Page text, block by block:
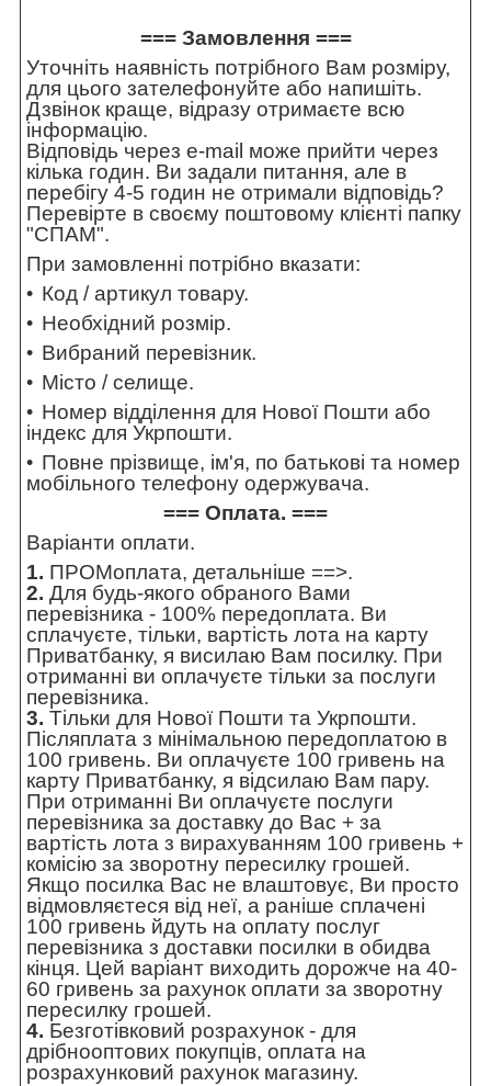
=== Замовлення ===
Уточніть наявність потрібного Вам розміру,
для цього зателефонуйте або напишіть.
Дзвінок краще, відразу отримаєте всю
інформацію.
Відповідь через e-mail може прийти через
кілька годин. Ви задали питання, але в
перебігу 4-5 годин не отримали відповідь?
Перевірте в своєму поштовому клієнті папку
"СПАМ".
При замовленні потрібно вказати:
Код / артикул товару.
Необхідний розмір.
Вибраний перевізник.
Місто / селище.
Номер відділення для Нової Пошти або
індекс для Укрпошти.
Повне прізвище, ім'я, по батькові та номер
мобільного телефону одержувача.
=== Оплата. ===
Варіанти оплати.
1. ПРОМоплата, детальніше ==>.
2. Для будь-якого обраного Вами
перевізника - 100% передоплата. Ви
сплачуєте, тільки, вартість лота на карту
Приватбанку, я висилаю Вам посилку. При
отриманні ви оплачуєте тільки за послуги
перевізника.
3. Тільки для Нової Пошти та Укрпошти.
Післяплата з мінімальною передоплатою в
100 гривень. Ви оплачуєте 100 гривень на
карту Приватбанку, я відсилаю Вам пару.
При отриманні Ви оплачуєте послуги
перевізника за доставку до Вас + за
вартість лота з вирахуванням 100 гривень +
комісію за зворотну пересилку грошей.
Якщо посилка Вас не влаштовує, Ви просто
відмовляєтеся від неї, а раніше сплачені
100 гривень йдуть на оплату послуг
перевізника з доставки посилки в обидва
кінця. Цей варіант виходить дорожче на 40-
60 гривень за рахунок оплати за зворотну
пересилку грошей.
4. Безготівковий розрахунок - для
дрібнооптових покупців, оплата на
розрахунковий рахунок магазину.